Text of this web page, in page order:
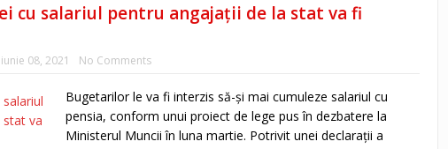
cu salariul pentru angajații de la stat va fi
iunie 08, 2021 No Comments
Bugetarilor le va fi interzis să-și mai cumuleze salariul cu
pensia, conform unui proiect de lege pus în dezbatere la
Ministerul Muncii în luna martie. Potrivit unei declarații a